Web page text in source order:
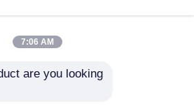
7:06 AM
are you looking